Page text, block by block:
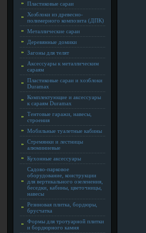
Пластиковые сараи
Хозблоки из древесно-
полимерного композита (ДПК)
Металлические сараи
Деревянные домики
Загоны для телят
Аксессуары к металлическим
сараям
Пластиковые сараи и хозблоки
Duramax
Комплектующие и аксессуары
к сараям Duramax
Тентовые гаражи, навесы,
строения
Мобильные туалетные кабины
Стремянки и лестницы
алюминиевые
Кухонные аксессуары
Садово-парковое
оборудование, конструкции
для вертикального озеленения,
беседки, кабины, цветочницы,
навесы
Резиновая плитка, бордюры,
брусчатка
Формы для тротуарной плитки
и бордюрного камня